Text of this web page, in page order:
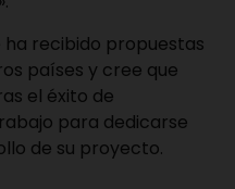
ha recibido propuestas
países y cree que
el éxito de
para dedicarse
de su proyecto.